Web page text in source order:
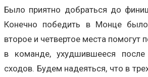
Было приятно добраться до
Конечно победить в Монце
второе и четвертое места помогут
в команде, ухудшившееся
сходов. Будем надеяться, что в